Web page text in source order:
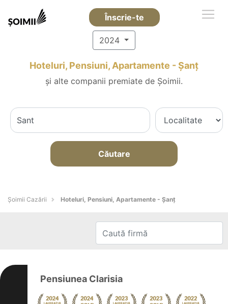
Înscrie-te
2024
Hoteluri, Pensiuni, Apartamente - Şanţ
și alte companii premiate de Șoimii.
Căutare
Șoimii Cazării Hoteluri, Pensiuni, Apartamente - Şanţ
Pensiunea Clarisia